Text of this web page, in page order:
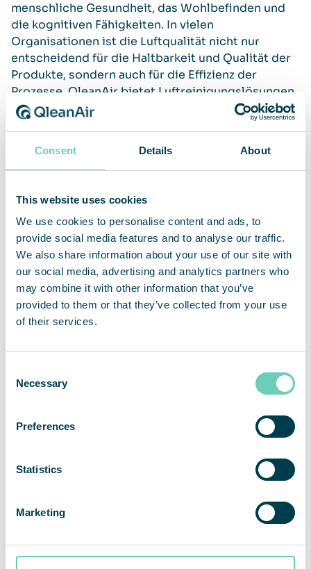
Consent Details About
This website uses cookies
We use cookies to personalise content and ads, to
provide social media features and to analyse our traffic.
We also share information about your use of our site with
our social media, advertising and analytics partners who
may combine it with other information that you’ve
provided to them or that they’ve collected from your use
of their services.
Selection
Necessary
Preferences
Statistics
Marketing
menschliche Gesundheit, das Wohlbefinden und
die kognitiven Fähigkeiten. In vielen
Organisationen ist die Luftqualität nicht nur
entscheidend für die Haltbarkeit und Qualität der
Produkte, sondern auch für die Effizienz der
Prozesse. QleanAir bietet Luftreinigungslösungen
für die meisten Arten von Arbeits- und
Lebensmittelqualität
Auswirkungen der Luftqualität auf unsere
Gesundheit